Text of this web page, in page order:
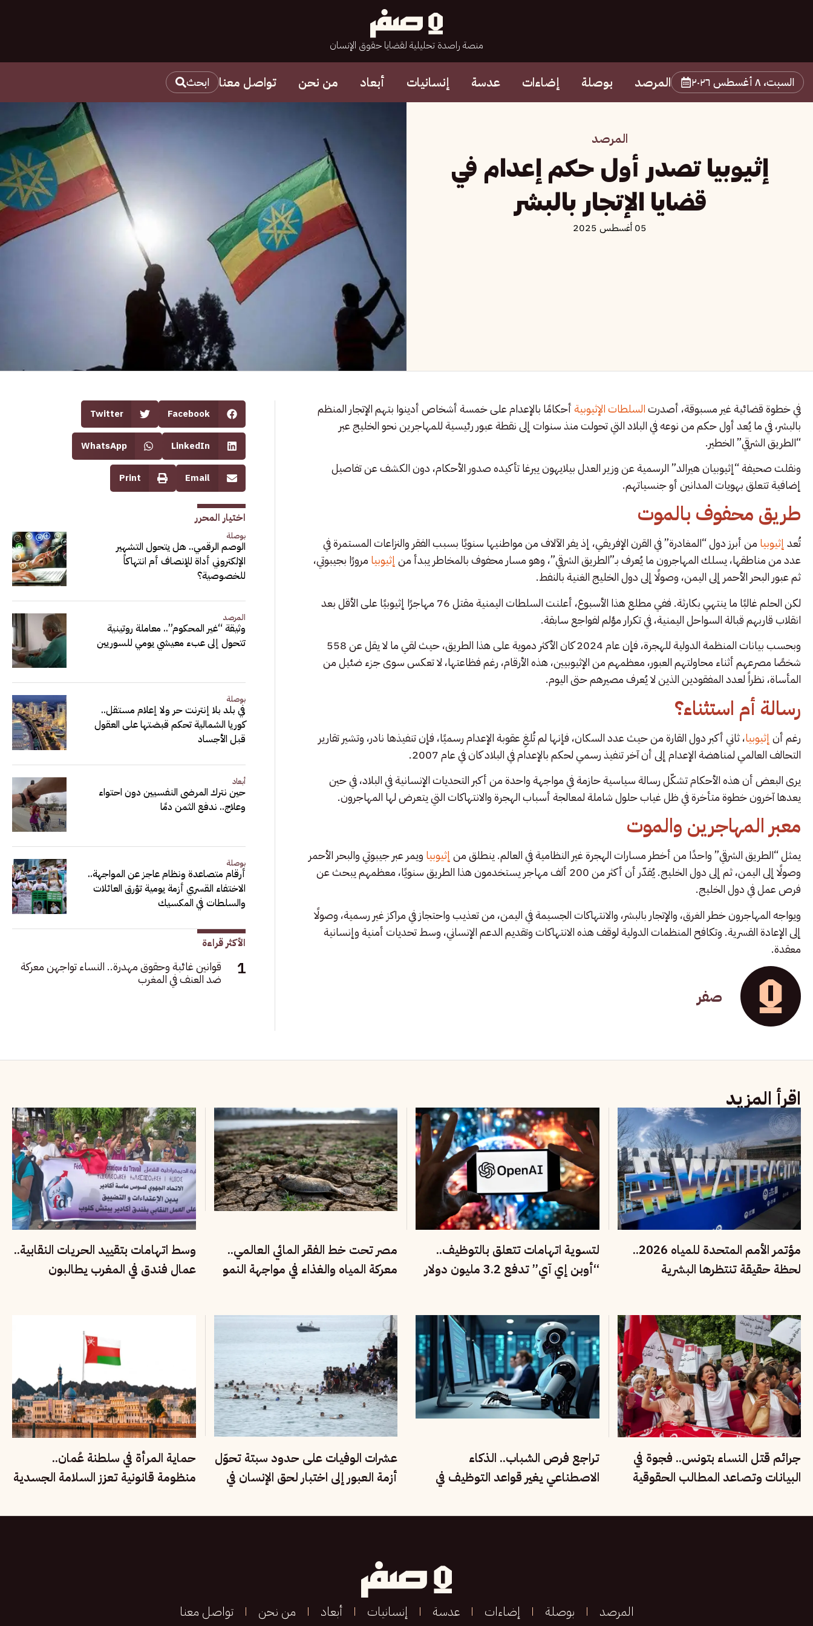
منصة راصدة تحليلية لقضايا حقوق الإنسان
السبت، ٨ أغسطس ٢٠٢٦ المرصد بوصلة إضاءات عدسة إنسانيات أبعاد من نحن تواصل معنا ابحث
المرصد
إثيوبيا تصدر أول حكم إعدام في
قضايا الإتجار بالبشر
05 أغسطس 2025
في خطوة قضائية غير مسبوقة، أصدرتالسلطات الإثيوبيةأحكامًا بالإعدام على خمسة أشخاص أدينوا بتهم الإتجار المنظم
بالبشر، في ما يُعد أول حكم من نوعه في البلاد التي تحولت منذ سنوات إلى نقطة عبور رئيسية للمهاجرين نحو الخليج عبر
“الطريق الشرقي” الخطير.
ونقلت صحيفة “إثيوبيان هيرالد” الرسمية عن وزير العدل بيلايهون ييرغا تأكيده صدور الأحكام، دون الكشف عن تفاصيل
إضافية تتعلق بهويات المدانين أو جنسياتهم.
طريق محفوف بالموت
تُعد إثيوبيا من أبرز دول “المغادرة” في القرن الإفريقي، إذ يفر الآلاف من مواطنيها سنويًا بسبب الفقر والنزاعات المستمرة في
عدد من مناطقها، يسلك المهاجرون ما يُعرف بـ”الطريق الشرقي”، وهو مسار محفوف بالمخاطر يبدأ من إثيوبيا مرورًا بجيبوتي،
ثم عبور البحر الأحمر إلى اليمن، وصولًا إلى دول الخليج الغنية بالنفط.
لكن الحلم غالبًا ما ينتهي بكارثة. ففي مطلع هذا الأسبوع، أعلنت السلطات اليمنية مقتل 76 مهاجرًا إثيوبيًا على الأقل بعد
انقلاب قاربهم قبالة السواحل اليمنية، في تكرار مؤلم لفواجع سابقة.
وبحسب بيانات المنظمة الدولية للهجرة، فإن عام 2024 كان الأكثر دموية على هذا الطريق، حيث لقي ما لا يقل عن 558
شخصًا مصرعهم أثناء محاولتهم العبور، معظمهم من الإثيوبيين، هذه الأرقام، رغم فظاعتها، لا تعكس سوى جزء ضئيل من
المأساة، نظراً لعدد المفقودين الذين لا يُعرف مصيرهم حتى اليوم.
رسالة أم استثناء؟
رغم أن إثيوبيا، ثاني أكبر دول القارة من حيث عدد السكان، فإنها لم تُلغِ عقوبة الإعدام رسميًا، فإن تنفيذها نادر، وتشير تقارير
التحالف العالمي لمناهضة الإعدام إلى أن آخر تنفيذ رسمي لحكم بالإعدام في البلاد كان في عام 2007.
يرى البعض أن هذه الأحكام تشكّل رسالة سياسية حازمة في مواجهة واحدة من أكبر التحديات الإنسانية في البلاد، في حين
يعدها آخرون خطوة متأخرة في ظل غياب حلول شاملة لمعالجة أسباب الهجرة والانتهاكات التي يتعرض لها المهاجرون.
معبر المهاجرين والموت
يمثل “الطريق الشرقي” واحدًا من أخطر مسارات الهجرة غير النظامية في العالم. ينطلق من إثيوبيا ويمر عبر جيبوتي والبحر الأحمر
وصولًا إلى اليمن، ثم إلى دول الخليج. يُقدّر أن أكثر من 200 ألف مهاجر يستخدمون هذا الطريق سنويًا، معظمهم يبحث عن
فرص عمل في دول الخليج.
ويواجه المهاجرون خطر الغرق، والإتجار بالبشر، والانتهاكات الجسيمة في اليمن، من تعذيب واحتجاز في مراكز غير رسمية، وصولًا
إلى الإعادة القسرية. وتكافح المنظمات الدولية لوقف هذه الانتهاكات وتقديم الدعم الإنساني، وسط تحديات أمنية وإنسانية
معقدة.
صفر
Facebook
Twitter
LinkedIn
WhatsApp
Email
Print
اختيار المحرر
بوصلة
الوصم الرقمي.. هل يتحول التشهير
الإلكتروني أداة للإنصاف أم انتهاكاً
للخصوصية؟
المرصد
وثيقة “غير المحكوم”.. معاملة روتينية
تتحول إلى عبء معيشي يومي للسوريين
بوصلة
في بلد بلا إنترنت حر ولا إعلام مستقل..
كوريا الشمالية تحكم قبضتها على العقول
قبل الأجساد
أبعاد
حين نترك المرضى النفسيين دون احتواء
وعلاج.. ندفع الثمن دمًا
بوصلة
أرقام متصاعدة ونظام عاجز عن المواجهة..
الاختفاء القسري أزمة يومية تؤرق العائلات
والسلطات في المكسيك
الأكثر قراءة
قوانين غائبة وحقوق مهدرة.. النساء تواجهن معركة
ضد العنف في المغرب
اقرأ المزيد
مؤتمر الأمم المتحدة للمياه 2026..
لحظة حقيقة تنتظرها البشرية
لتسوية اتهامات تتعلق بالتوظيف..
“أوبن إي آي” تدفع 3.2 مليون دولار
مصر تحت خط الفقر المائي العالمي..
معركة المياه والغذاء في مواجهة النمو
وسط اتهامات بتقييد الحريات النقابية..
عمال فندق في المغرب يطالبون
جرائم قتل النساء بتونس.. فجوة في
البيانات وتصاعد المطالب الحقوقية
تراجع فرص الشباب.. الذكاء
الاصطناعي يغير قواعد التوظيف في
عشرات الوفيات على حدود سبتة تحوّل
أزمة العبور إلى اختبار لحق الإنسان في
حماية المرأة في سلطنة عُمان..
منظومة قانونية تعزز السلامة الجسدية
المرصد بوصلة إضاءات عدسة إنسانيات أبعاد من نحن تواصل معنا